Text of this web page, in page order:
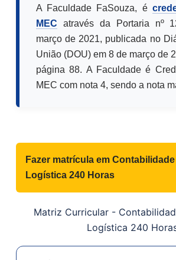
A Faculdade FaSouza, é
MEC através da Portaria nº
março de 2021, publicada no
União (DOU) em 8 de março de
página 88. A Faculdade é
MEC com nota 4, sendo a nota
Fazer matrícula em
Logística 240 Horas
Matriz Curricular -
Logística 240